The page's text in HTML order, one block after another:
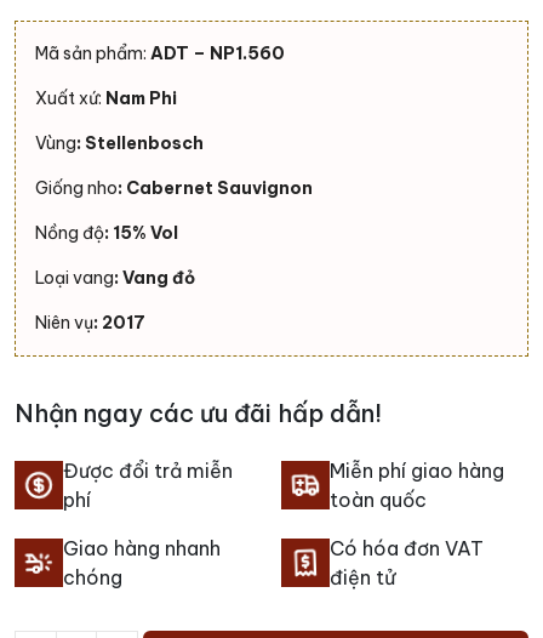
gốc
là:
hiện
tại
Mã sản phẩm: ADT – NP1.560
Xuất xứ: Nam Phi
Vùng: Stellenbosch
Giống nho: Cabernet Sauvignon
Nồng độ: 15% Vol
Loại vang: Vang đỏ
Niên vụ: 2017
Nhận ngay các ưu đãi hấp dẫn!
Được đổi trả miễn
phí
Miễn phí giao hàng
toàn quốc
Giao hàng nhanh
chóng
Có hóa đơn VAT
điện tử